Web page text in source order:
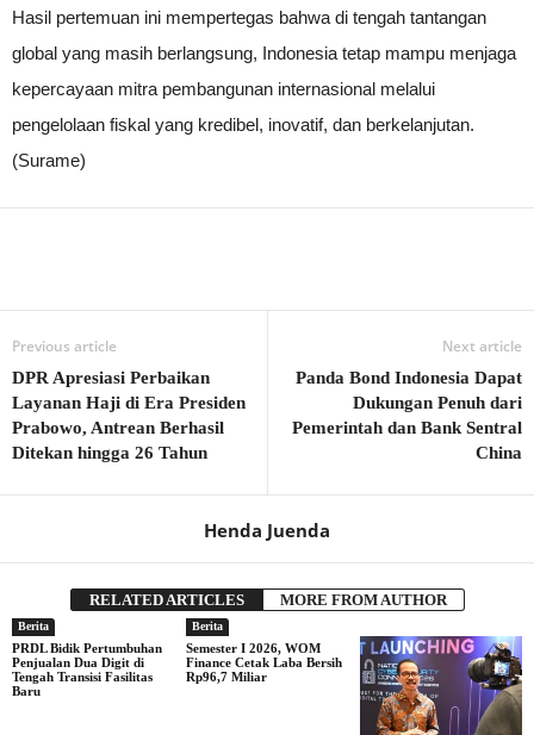
Hasil pertemuan ini mempertegas bahwa di tengah tantangan
global yang masih berlangsung, Indonesia tetap mampu menjaga
kepercayaan mitra pembangunan internasional melalui
pengelolaan fiskal yang kredibel, inovatif, dan berkelanjutan.
(Surame)
Previous article
DPR Apresiasi Perbaikan
Layanan Haji di Era Presiden
Prabowo, Antrean Berhasil
Ditekan hingga 26 Tahun
Next article
Panda Bond Indonesia Dapat
Dukungan Penuh dari
Pemerintah dan Bank Sentral
China
Henda Juenda
RELATED ARTICLES MORE FROM AUTHOR
Berita
PRDL Bidik Pertumbuhan
Penjualan Dua Digit di
Tengah Transisi Fasilitas
Baru
Berita
Semester I 2026, WOM
Finance Cetak Laba Bersih
Rp96,7 Miliar